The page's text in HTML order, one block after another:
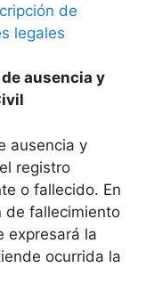
de
legales
ausencia y
ausencia y
registro
o fallecido. En
de fallecimiento
expresará la
ocurrida la